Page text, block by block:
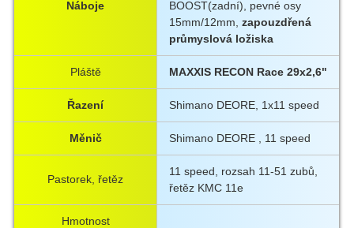
Náboje
BOOST(zadní), pevné osy
15mm/12mm,zapouzdřená
průmyslová ložiska
Pláště MAXXIS RECON Race 29x2,6"
Řazení Shimano DEORE, 1x11 speed
Měnič Shimano DEORE , 11 speed
Pastorek, řetěz
11 speed, rozsah 11-51 zubů,
řetěz KMC 11e
Hmotnost